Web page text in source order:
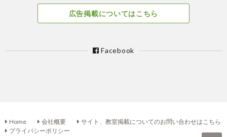
広告掲載についてはこちら
Facebook
Home 会社概要
サイト、教室掲載についてのお問い合わせはこちら
プライバシーポリシー